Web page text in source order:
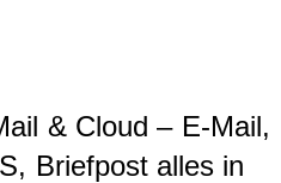
& Cloud – E-Mail,
Briefpost alles in
Tobias Klug von nuuEnergy im